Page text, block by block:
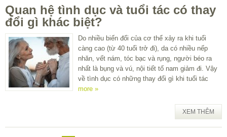
Quan hệ tình dục và tuổi tác có thay
đổi gì khác biệt?
Do nhiều biến đổi của cơ thể xảy ra khi tuổi
càng cao (từ 40 tuổi trở đi), da có nhiều nếp
nhăn, vết nám, tóc bạc và rụng, người béo ra
nhất là bụng và vú, nội tiết tố nam giảm đi. Vậy
về tình dục có những thay đổi gì khi tuổi tác
more »
XEM THÊM